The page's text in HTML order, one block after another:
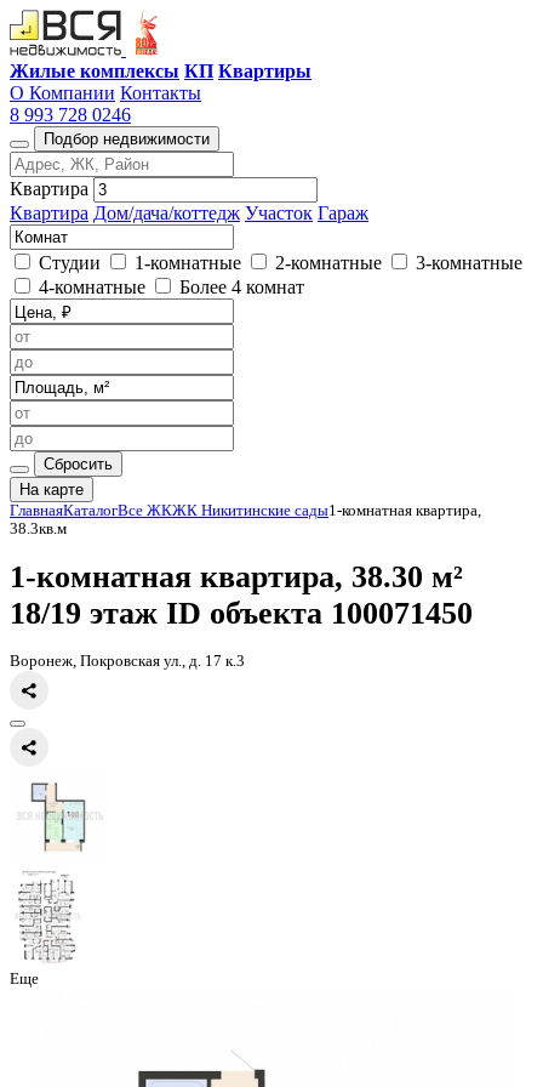
Жилые комплексы КП Квартиры
О Компании Контакты
8 993 728 0246
Подбор недвижимости
Квартира
Квартира Дом/дача/коттедж Участок Гараж
Студии 1-комнатные 2-комнатные
3-комнатные
4-комнатные
Более 4 комнат
Сбросить
На карте
38.3кв.м
1-комнатная квартира, 38.30
18/19 этаж
Воронеж, Покровская ул., д. 17 к.3